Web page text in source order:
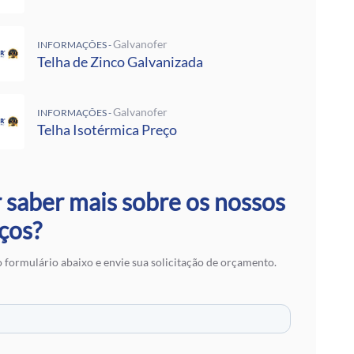
Preço Por Metro
Metalon
Zinco Galvanizada
Aço Galvanizado
para Telhado
de Zinco
INFORMAÇÕES -Galvanofer
Telha de Zinco Galvanizada
INFORMAÇÕES -Galvanofer
Telha Isotérmica Preço
mais sobre os nossos
formulário abaixo e envie sua solicitação de orçamento.